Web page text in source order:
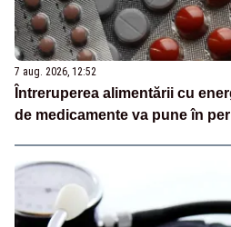
7 aug. 2026, 12:52
Întreruperea alimentării cu
de medicamente va pune în